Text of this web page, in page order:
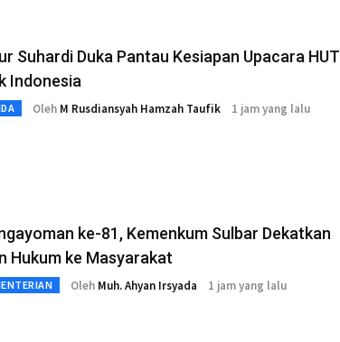
Suhardi Duka Pantau Kesiapan Upacara HUT
Indonesia
Oleh M Rusdiansyah Hamzah Taufik 1 jam yang lalu
ke-81, Kemenkum Sulbar Dekatkan
Hukum ke Masyarakat
Oleh Muh. Ahyan Irsyada 1 jam yang lalu